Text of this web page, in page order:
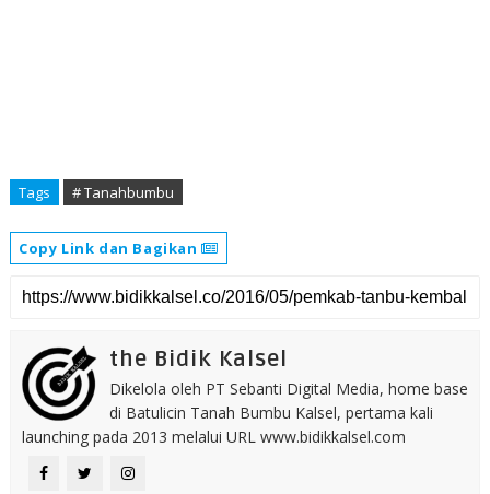
Tags # Tanahbumbu
Copy Link dan Bagikan
the Bidik Kalsel
Dikelola oleh PT Sebanti Digital Media, home base
di Batulicin Tanah Bumbu Kalsel, pertama kali
launching pada 2013 melalui URL www.bidikkalsel.com